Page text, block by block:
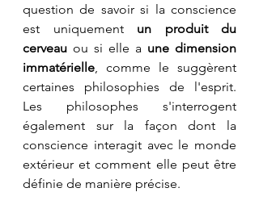
question de savoir si la conscience
est uniquement un produit du
cerveau ou si elle a une dimension
immatérielle, comme le suggèrent
certaines philosophies de l'esprit.
Les philosophes s'interrogent
également sur la façon dont la
conscience interagit avec le monde
extérieur et comment elle peut être
définie de manière précise.